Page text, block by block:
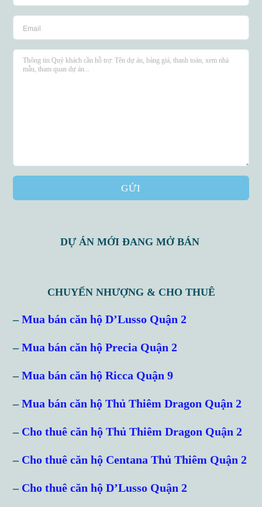
GỬI
DỰ ÁN MỚI ĐANG MỞ BÁN
CHUYỂN NHƯỢNG & CHO THUÊ
–Mua bán căn hộ D’Lusso Quận 2
–Mua bán căn hộ Precia Quận 2
–Mua bán căn hộ Ricca Quận 9
–Mua bán căn hộ Thủ Thiêm Dragon Quận 2
– Cho thuê căn hộ Thủ Thiêm Dragon Quận 2
– Cho thuê căn hộ Centana Thủ Thiêm Quận 2
– Cho thuê căn hộ D’Lusso Quận 2